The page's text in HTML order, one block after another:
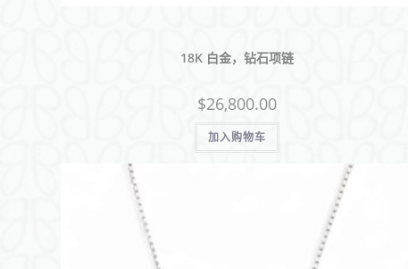
18K 白金，钻石项链
$26,800.00
加入购物车